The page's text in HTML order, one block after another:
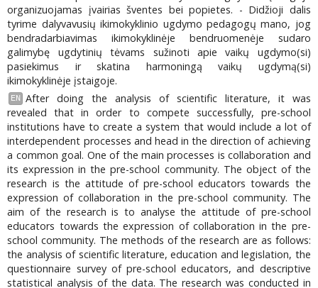
organizuojamas įvairias šventes bei popietes. - Didžioji dalis
tyrime dalyvavusių ikimokyklinio ugdymo pedagogų mano, jog
bendradarbiavimas ikimokyklinėje bendruomenėje sudaro
galimybę ugdytinių tėvams sužinoti apie vaikų ugdymo(si)
pasiekimus ir skatina harmoningą vaikų ugdymą(si)
ikimokyklinėje įstaigoje.
EN
After doing the analysis of scientific literature, it was
revealed that in order to compete successfully, pre-school
institutions have to create a system that would include a lot of
interdependent processes and head in the direction of achieving
a common goal. One of the main processes is collaboration and
its expression in the pre-school community. The object of the
research is the attitude of pre-school educators towards the
expression of collaboration in the pre-school community. The
aim of the research is to analyse the attitude of pre-school
educators towards the expression of collaboration in the pre-
school community. The methods of the research are as follows:
the analysis of scientific literature, education and legislation, the
questionnaire survey of pre-school educators, and descriptive
statistical analysis of the data. The research was conducted in